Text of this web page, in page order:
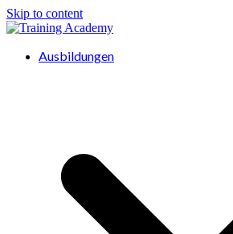
Skip to content
Ausbildungen